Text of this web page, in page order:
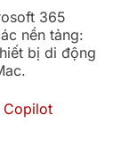
365
nền tảng:
bị di động